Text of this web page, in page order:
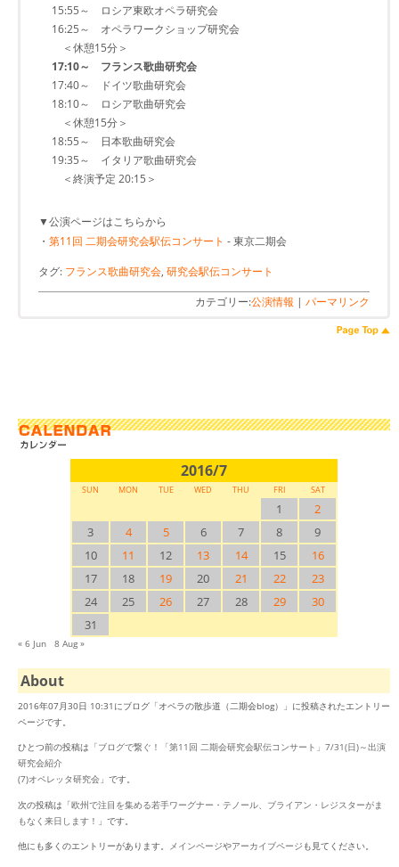
15:55～ ロシア東欧オペラ研究会
16:25～ オペラワークショップ研究会
＜休憩15分＞
17:10～ フランス歌曲研究会
17:40～ ドイツ歌曲研究会
18:10～ ロシア歌曲研究会
＜休憩15分＞
18:55～ 日本歌曲研究会
19:35～ イタリア歌曲研究会
＜終演予定 20:15＞
▼公演ページはこちらから
・ 第11回 二期会研究会駅伝コンサート - 東京二期会
タグ: フランス歌曲研究会, 研究会駅伝コンサート
カテゴリー:公演情報 | パーマリンク
2016/7
SUN MON TUE WED THU FRI SAT
1
2
3
4 5 6 7 8
9
10
11 12 13 14 15
16
17
18 19 20 21 22
23
24
25 26 27 28 29
30
31
« 6 Jun 8 Aug »
About
2016年07月30日 10:31にブログ「オペラの散歩道（二期会blog）」に投稿されたエントリー
ページです。
ひとつ前の投稿は「ブログで繋ぐ！「第11回 二期会研究会駅伝コンサート」7/31(日)～出演
研究会紹介
(7)オペレッタ研究会 」です。
次の投稿は「欧州で注目を集める若手ワーグナー・テノール、ブライアン・レジスターがま
もなく来日します！ 」です。
他にも多くのエントリーがあります。 メインページやアーカイブページ も見てください。